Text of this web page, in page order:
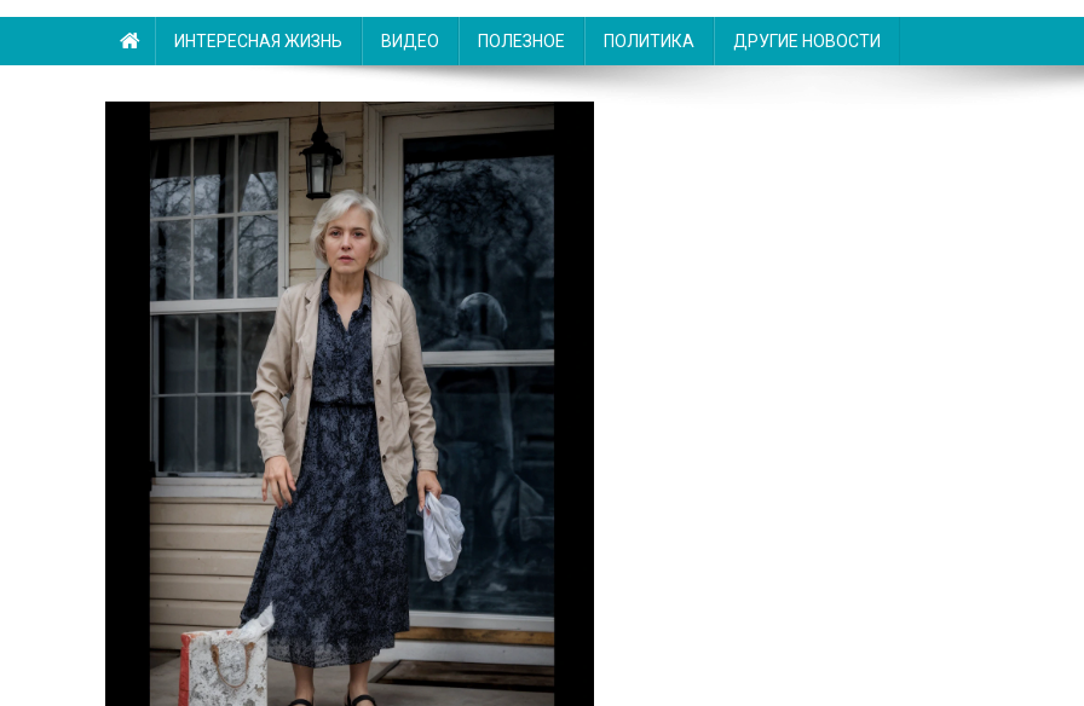
ИНТЕРЕСНАЯ ЖИЗНЬ ВИДЕО ПОЛЕЗНОЕ ПОЛИТИКА ДРУГИЕ НОВОСТИ